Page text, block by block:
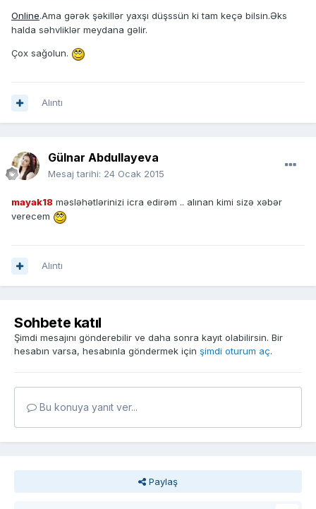
Online.Ama gərək şəkillər yaxşı düşssün ki tam keçə bilsin.Əks
halda səhvliklər meydana gəlir.
Çox sağolun.
Alıntı
Gülnar Abdullayeva
Mesaj tarihi: 24 Ocak 2015
mayak18 məsləhətlərinizi icra edirəm .. alınan kimi sizə xəbər
verecem
Alıntı
Sohbete katıl
Şimdi mesajını gönderebilir ve daha sonra kayıt olabilirsin. Bir
hesabın varsa, hesabınla göndermek için şimdi oturum aç.
Bu konuya yanıt ver...
Paylaş